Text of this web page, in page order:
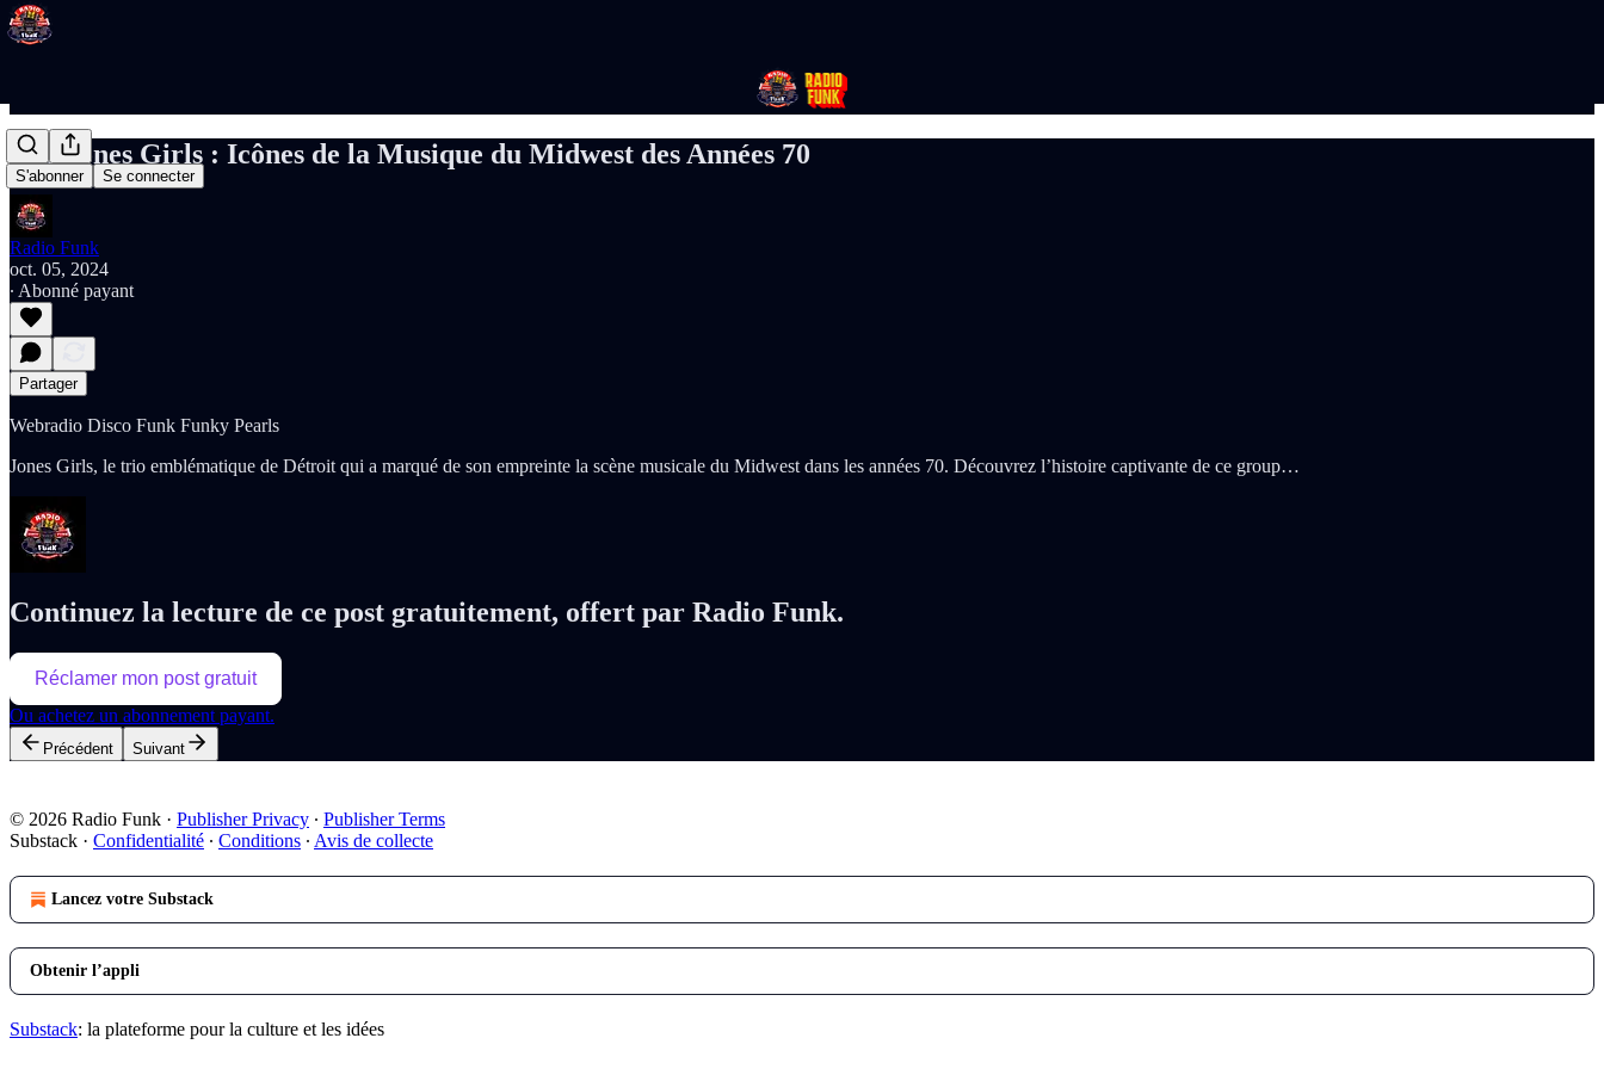
S'abonner Se connecter
The Jones Girls : Icônes de la Musique du Midwest des Années 70
Radio Funk
oct. 05, 2024
∙ Abonné payant
Partager
Webradio Disco Funk Funky Pearls
Jones Girls, le trio emblématique de Détroit qui a marqué de son empreinte la scène musicale du Midwest dans les années 70. Découvrez l’histoire captivante de ce group…
Continuez la lecture de ce post gratuitement, offert par Radio Funk.
Réclamer mon post gratuit
Ou achetez un abonnement payant.
Précédent Suivant
© 2026 Radio Funk · Publisher Privacy ∙ Publisher Terms
Substack · Confidentialité ∙ Conditions ∙ Avis de collecte
Lancez votre Substack
Obtenir l’appli
Substack: la plateforme pour la culture et les idées